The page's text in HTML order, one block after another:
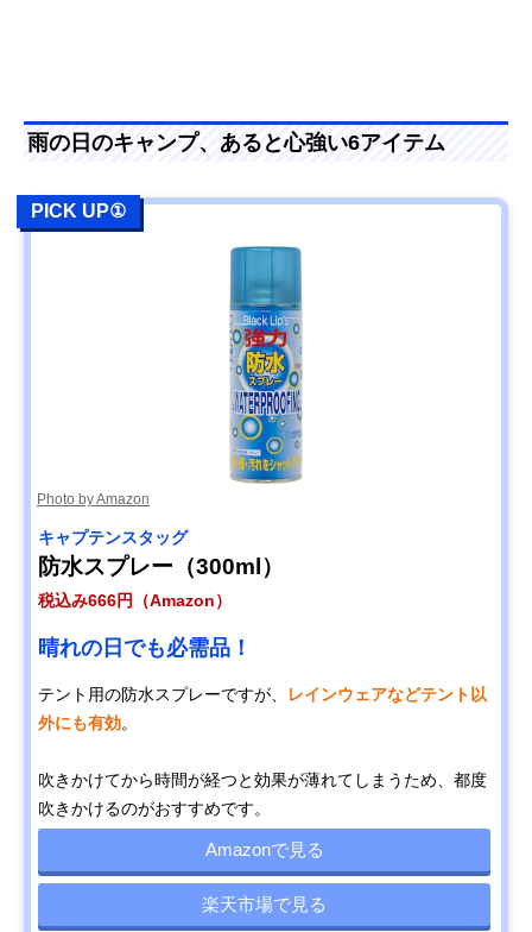
雨の日のキャンプ、あると心強い6アイテム
PICK UP①
Photo by Amazon
キャプテンスタッグ
防水スプレー（300ml）
税込み666円（Amazon）
晴れの日でも必需品！
テント用の防水スプレーですが、
レインウェアなどテント以
外にも有効。
吹きかけてから時間が経つと効果が薄れてしまうため、都度
吹きかけるのがおすすめです。
Amazonで見る
楽天市場で見る